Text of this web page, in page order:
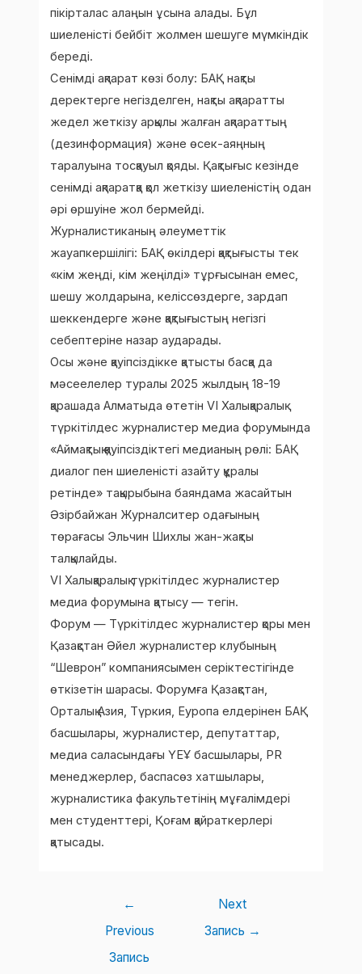
пікірталас алаңын ұсына алады. Бұл
шиеленісті бейбіт жолмен шешуге мүмкіндік
береді.
Сенімді ақпарат көзі болу: БАҚ нақты
деректерге негізделген, нақты ақпаратты
жедел жеткізу арқылы жалған ақпараттың
(дезинформация) және өсек-аяңның
таралуына тосқауыл қояды. Қақтығыс кезінде
сенімді ақпаратқа қол жеткізу шиеленістің одан
әрі өршуіне жол бермейді.
Журналистиканың әлеуметтік
жауапкершілігі: БАҚ өкілдері қақтығысты тек
«кім жеңді, кім жеңілді» тұрғысынан емес,
шешу жолдарына, келіссөздерге, зардап
шеккендерге және қақтығыстың негізгі
себептеріне назар аударады.
Осы және қауіпсіздікке қатысты басқа да
мәсеелелер туралы 2025 жылдың 18-19
қарашада Алматыда өтетін VI Халықаралық
түркітілдес журналистер медиа форумында
«Аймақтық қауіпсіздіктегі медианың рөлі: БАҚ
диалог пен шиеленісті азайту құралы
ретінде» тақырыбына баяндама жасайтын
Әзірбайжан Журналситер одағының
төрағасы Эльчин Шихлы жан-жақты
талқылайды.
VI Халықаралық түркітілдес журналистер
медиа форумына қатысу — тегін.
Форум — Түркітілдес журналистер қоры мен
Қазақстан Әйел журналистер клубының
“Шеврон” компаниясымен серіктестігінде
өткізетін шарасы. Форумға Қазақстан,
Орталық Азия, Түркия, Еуропа елдерінен БАҚ
басшылары, журналистер, депутаттар,
медиа саласындағы ҮЕҰ басшылары, PR
менеджерлер, баспасөз хатшылары,
журналистика факультетінің мұғалімдері
мен студенттері, Қоғам қайраткерлері
қатысады.
←
Previous
Запись
Next
Запись →